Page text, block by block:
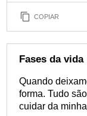
COPIAR
Fases da vida
Quando
forma. Tudo
cuidar da